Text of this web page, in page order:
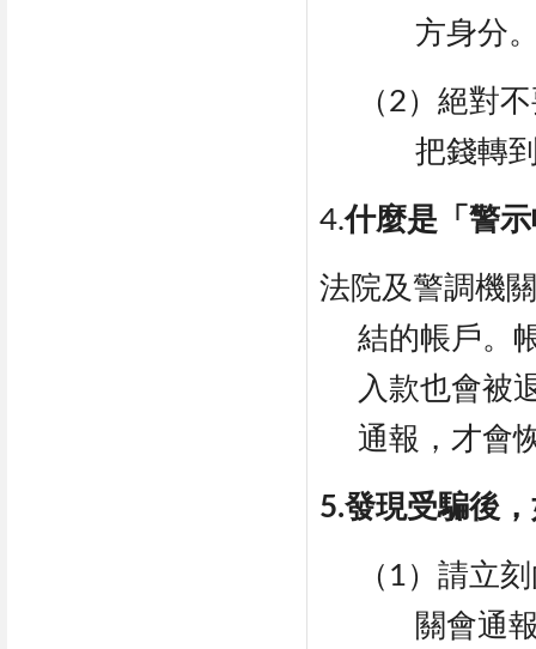
方身分
（2）絕對
把錢轉
4.什麼是「警
法院及警調機
結的帳戶。
入款也會被
通報，才會
5.發現受騙後
（1）請立
關會通